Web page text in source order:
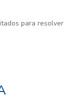
para resolver